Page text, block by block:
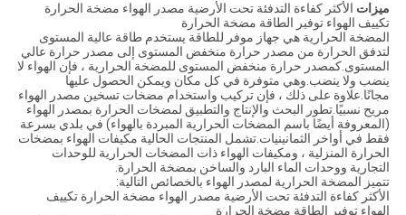
ميزات الأكثر كفاءة التدفئة تحت الأرضية مصدر الهواء مضخة الحرارة
تكييف الهواء توفير الطاقة مضخة الحرارة
المضخة الحرارية هي جهاز موفر للطاقة يستخدم طاقة عالية المستوى
لتدفق الحرارة من مصدر حرارة منخفض المستوى إلى مصدر حرارة عالي
المستوى.كمصدر حرارة منخفض المستوى للمضخة الحرارية ، فإن الهواء لا
ينضب ولا ينضب.وهي متوفرة في كل مكان ويمكن الحصول عليها
مجانًا.علاوة على ذلك ، فإن تركيب واستخدام مضخات تسخين مصدر الهواء
مريح نسبيًا.تطور البحث والإنتاج والتطبيق لمضخات الحرارة بمصدر الهواء
(المعروفة أيضًا باسم المضخات الحرارية المبردة بالهواء) في بلدي بسرعة
فقط في أواخر الثمانينيات.تشمل المنتجات الحالية مكيفات الهواء بمضخات
الحرارة المنزلية ، ومكيفات الهواء ذات المضخات الحرارية للوحدات
التجارية ووحدات الماء البارد والساخن بمضخة الحرارة.
تتميز المضخة الحرارية لمصدر الهواء بالخصائص التالية:
الأكثر كفاءة التدفئة تحت الأرضية مصدر الهواء مضخة الحرارة تكييف
الهواء توفير الطاقة مضخة الحرارة